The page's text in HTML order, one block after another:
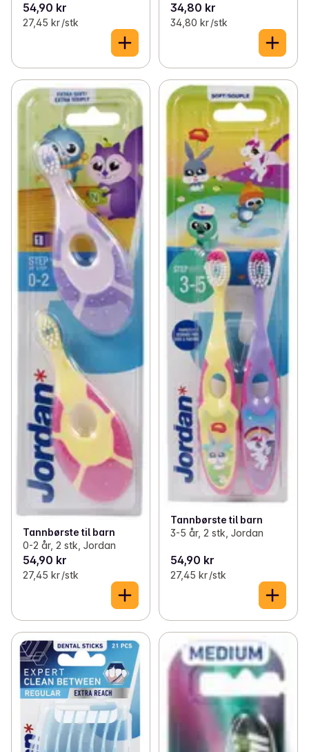
54,90 kr
27,45 kr /stk
34,80 kr
34,80 kr /stk
Tannbørste til barn
0-2 år, 2 stk, Jordan
54,90 kr
27,45 kr /stk
Tannbørste til barn
3-5 år, 2 stk, Jordan
54,90 kr
27,45 kr /stk